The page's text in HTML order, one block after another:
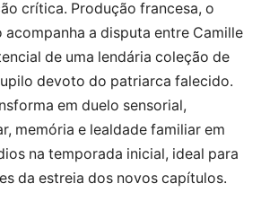
crítica. Produção francesa, o
a disputa entre Camille
de uma lendária coleção de
devoto do patriarca falecido.
em duelo sensorial,
memória e lealdade familiar em
na temporada inicial, ideal para
da estreia dos novos capítulos.